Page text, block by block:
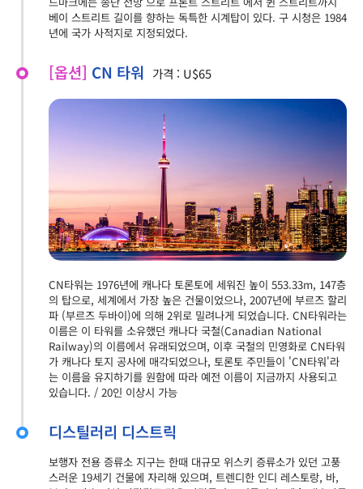
베이 스트리트 길이를 향하는 독특한 시계탑이 있다. 구 시청은 1984
년에 국가 사적지로 지정되었다.
[옵션] CN 타워 가격 : U$65
CN타워는 1976년에 캐나다 토론토에 세워진 높이 553.33m, 147층
의 탑으로, 세계에서 가장 높은 건물이었으나, 2007년에 부르즈 할리
파 (부르즈 두바이)에 의해 2위로 밀려나게 되었습니다. CN타워라는
이름은 이 타워를 소유했던 캐나다 국철(Canadian National
Railway)의 이름에서 유래되었으며, 이후 국철의 민영화로 CN타워
가 캐나다 토지 공사에 매각되었으나, 토론토 주민들이 'CN타워'라
는 이름을 유지하기를 원함에 따라 예전 이름이 지금까지 사용되고
있습니다. / 20인 이상시 가능
디스틸러리 디스트릭
보행자 전용 증류소 지구는 한때 대규모 위스키 증류소가 있던 고풍
스러운 19세기 건물에 자리해 있으며, 트렌디한 인디 레스토랑, 바,